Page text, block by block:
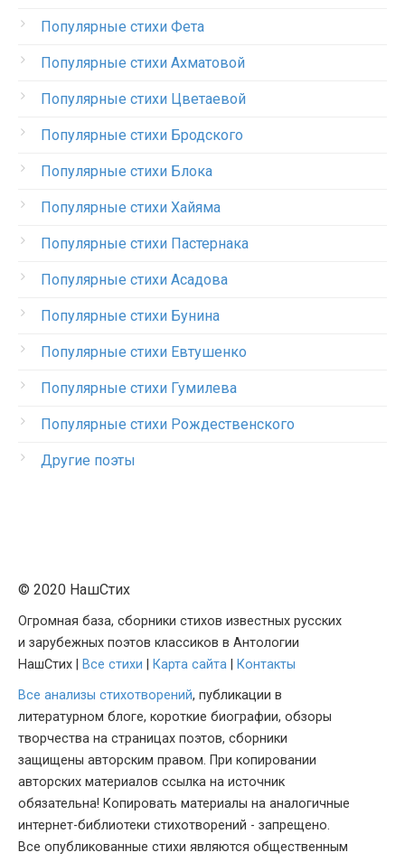
Популярные стихи Фета
Популярные стихи Ахматовой
Популярные стихи Цветаевой
Популярные стихи Бродского
Популярные стихи Блока
Популярные стихи Хайяма
Популярные стихи Пастернака
Популярные стихи Асадова
Популярные стихи Бунина
Популярные стихи Евтушенко
Популярные стихи Гумилева
Популярные стихи Рождественского
Другие поэты
© 2020 НашСтих
Огромная база, сборники стихов известных русских
и зарубежных поэтов классиков в Антологии
НашСтих |
Все стихи Карта сайта
Контакты
Все анализы стихотворений, публикации в
литературном блоге, короткие биографии, обзоры
творчества на страницах поэтов, сборники
защищены авторским правом. При копировании
авторских материалов ссылка на источник
обязательна! Копировать материалы на аналогичные
интернет-библиотеки стихотворений - запрещено.
Все опубликованные стихи являются общественным